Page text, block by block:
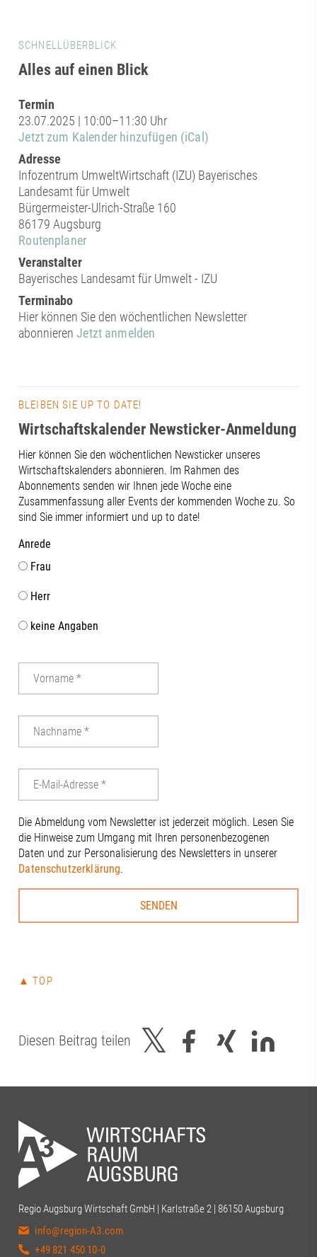
SCHNELLÜBERBLICK
Alles auf einen Blick
Termin
23.07.2025 | 10:00–11:30 Uhr
Jetzt zum Kalender hinzufügen (iCal)
Adresse
Infozentrum UmweltWirtschaft (IZU) Bayerisches
Landesamt für Umwelt
Bürgermeister-Ulrich-Straße 160
86179 Augsburg
Routenplaner
Veranstalter
Bayerisches Landesamt für Umwelt - IZU
Terminabo
Hier können Sie den wöchentlichen Newsletter
abonnierenJetzt anmelden
BLEIBEN SIE UP TO DATE!
Wirtschaftskalender Newsticker-Anmeldung
Hier können Sie den wöchentlichen Newsticker unseres
Wirtschaftskalenders abonnieren. Im Rahmen des
Abonnements senden wir Ihnen jede Woche eine
Zusammenfassung aller Events der kommenden Woche zu. So
sind Sie immer informiert und up to date!
Anrede
Frau
Herr
keine Angaben
Die Abmeldung vom Newsletter ist jederzeit möglich. Lesen Sie
die Hinweise zum Umgang mit Ihren personenbezogenen
Daten und zur Personalisierung des Newsletters in unserer
Datenschutzerklärung.
▲ TOP
Diesen Beitrag teilen
Regio Augsburg Wirtschaft GmbH | Karlstraße 2 | 86150 Augsburg
info@region-A3.com
+49 821 450 10-0